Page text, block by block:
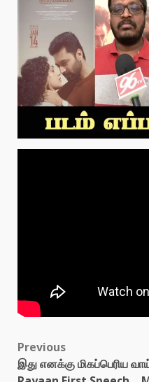
Post
Previous
இது எனக்கு மிகப்பெரிய